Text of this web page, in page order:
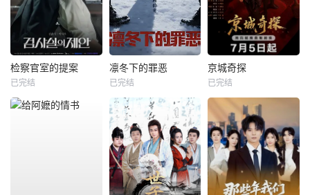
检察官室的提案
已完结
凛冬下的罪恶
已完结
京城奇探
已完结